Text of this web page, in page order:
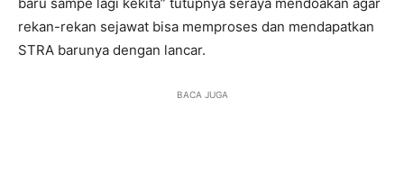
rekan-rekan sejawat bisa memproses dan mendapatkan
STRA barunya dengan lancar.
BACA JUGA